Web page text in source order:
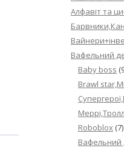
РЕЦЕПТ ЛИМОННОГО ПИРОГА З
МИГДАЛЬНЕ ПЕЧИВКО
“ЗГУЩЕНОГО МОЛОКА БАГАТО
НЕ БУВАЄ АБО УЛЮБЛЕНИЙ
Алфавіт та
Вафельний
Baby boss
Brawl
Roboblox (7)
Вафельний